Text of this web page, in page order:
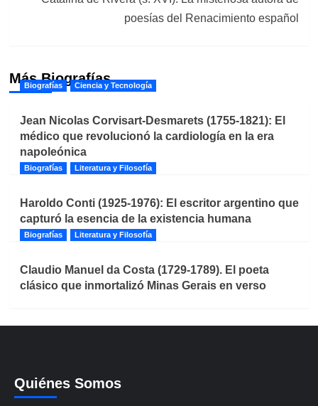
poesías del Renacimiento español
Más Biografías
Biografías Ciencia y Tecnología
Jean Nicolas Corvisart-Desmarets (1755-1821): El
médico que revolucionó la cardiología en la era
napoleónica
Biografías Literatura y Filosofía
Haroldo Conti (1925-1976): El escritor argentino que
capturó la esencia de la existencia humana
Biografías Literatura y Filosofía
Claudio Manuel da Costa (1729-1789). El poeta
clásico que inmortalizó Minas Gerais en verso
Quiénes Somos